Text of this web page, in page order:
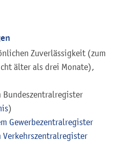
Zuverlässigkeit (zum
älter als drei Monate),
Bundeszentralregister
)
Gewerbezentralregister
Verkehrszentralregister